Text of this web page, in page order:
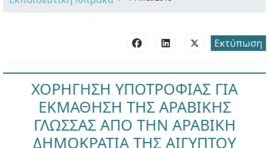
Εκτύπωση
ΧΟΡΗΓΗΣΗ ΥΠΟΤΡΟΦΙΑΣ ΓΙΑ
ΕΚΜΑΘΗΣΗ ΤΗΣ ΑΡΑΒΙΚΗΣ
ΓΛΩΣΣΑΣ ΑΠΟ ΤΗΝ ΑΡΑΒΙΚΗ
ΔΗΜΟΚΡΑΤΙΑ ΤΗΣ ΑΙΓΥΠΤΟΥ